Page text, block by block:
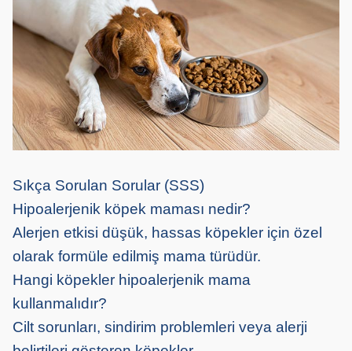
Sıkça Sorulan Sorular (SSS)
Hipoalerjenik köpek maması nedir?
Alerjen etkisi düşük, hassas köpekler için özel
olarak formüle edilmiş mama türüdür.
Hangi köpekler hipoalerjenik mama
kullanmalıdır?
Cilt sorunları, sindirim problemleri veya alerji